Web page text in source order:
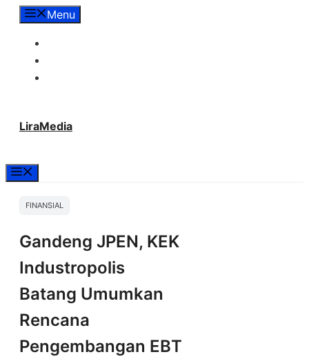
LangsungMenu
LiraMedia
FINANSIAL
Gandeng JPEN, KEK
Industropolis
Batang Umumkan
Rencana
Pengembangan EBT